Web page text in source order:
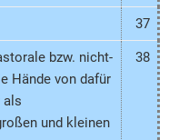
37
bzw. nicht-
Hände von dafür
als
und kleinen
38